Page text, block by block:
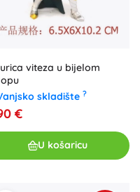
viteza u bijelom
skladište ?
€
U košaricu